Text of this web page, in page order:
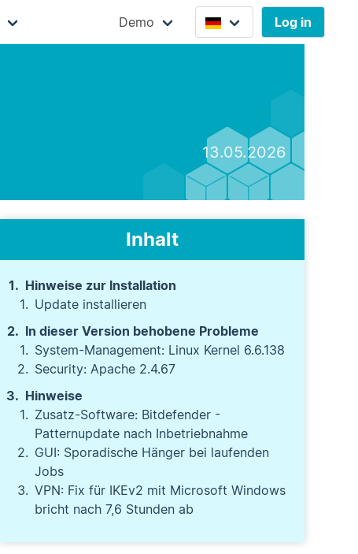
Demo Log in
13.05.2026
Inhalt
Hinweise zur Installation
Update installieren
In dieser Version behobene Probleme
System-Management: Linux Kernel 6.6.138
Security: Apache 2.4.67
Hinweise
Zusatz-Software: Bitdefender -
Patternupdate nach Inbetriebnahme
GUI: Sporadische Hänger bei laufenden
Jobs
VPN: Fix für IKEv2 mit Microsoft Windows
bricht nach 7,6 Stunden ab